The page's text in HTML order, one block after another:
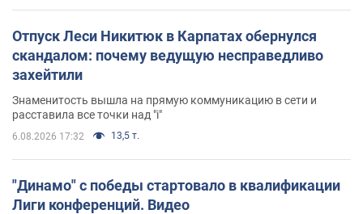
Отпуск Леси Никитюк в Карпатах обернулся
скандалом: почему ведущую несправедливо
захейтили
Знаменитость вышла на прямую коммуникацию в сети и
расставила все точки над "i"
6.08.2026 17:32 13,5 т.
"Динамо" с победы стартовало в квалификации
Лиги конференций. Видео